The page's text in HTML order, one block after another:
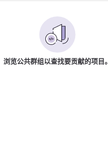
浏览公共群组以查找要贡献的项目。